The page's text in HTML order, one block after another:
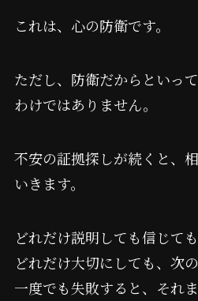
これは、心の防衛です。
ただし、防衛だからといっ
わけではありません。
不安の証拠探しが続くと、
いきます。
どれだけ説明しても信じても
どれだけ大切にしても、次
一度でも失敗すると、それ